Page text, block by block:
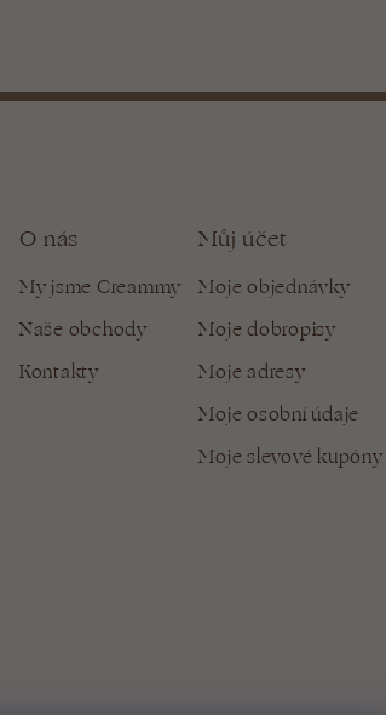
O nás
My jsme Creammy
Naše obchody
Kontakty
Můj účet
Moje objednávky
Moje dobropisy
Moje adresy
Moje osobní údaje
Moje slevové kupóny